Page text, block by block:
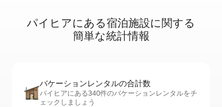
パイヒアに⁠あ⁠る宿⁠泊⁠施⁠設⁠に関⁠す⁠る
簡⁠単⁠な統⁠計⁠情⁠報
バケーションレ⁠ン⁠タ⁠ル⁠の合⁠計⁠数
パイヒアにある340件のバケーションレンタルをチ
ェックしましょう